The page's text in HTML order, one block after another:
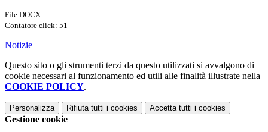
File DOCX
Contatore click: 51
Notizie
Questo sito o gli strumenti terzi da questo utilizzati si avvalgono di
cookie necessari al funzionamento ed utili alle finalità illustrate nella
COOKIE POLICY.
Personalizza Rifiuta tutti i cookies Accetta tutti i cookies
Gestione cookie